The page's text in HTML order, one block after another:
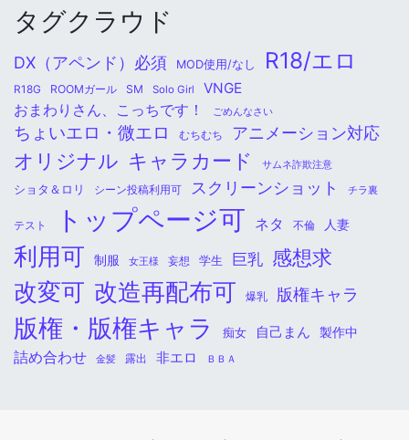
タグクラウド
DX（アペンド）必須 MOD使用/なし R18/エロ
R18G ROOMガール SM Solo Girl VNGE
おまわりさん、こっちです！ ごめんなさい
ちょいエロ・微エロ むちむち アニメーション対応
オリジナル キャラカード サムネ詐欺注意
ショタ＆ロリ シーン投稿利用可 スクリーンショット チラ裏
テスト トップページ可 ネタ 不倫 人妻
利用可 制服 女王様 妄想 学生 巨乳 感想求
改変可 改造再配布可 爆乳 版権キャラ
版権・版権キャラ 痴女 自己まん 製作中
詰め合わせ 金髪 露出 非エロ ＢＢＡ